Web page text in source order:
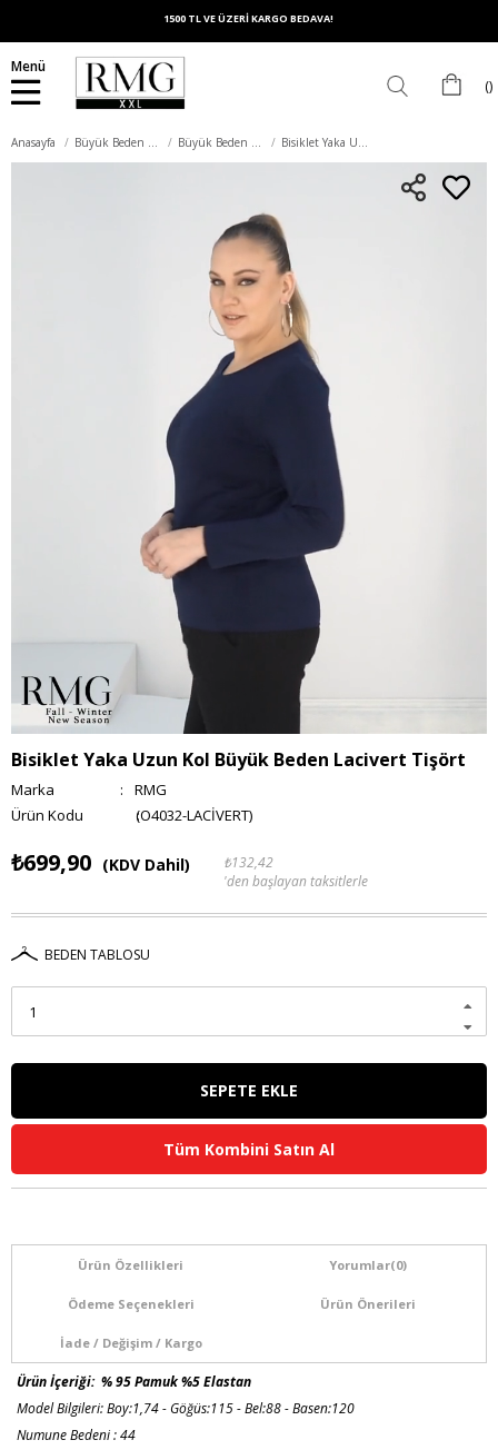
1500 TL VE ÜZERİ KARGO BEDAVA!
Menü
Anasayfa Büyük Beden Üst Giyim Büyük Beden Tişört Bisiklet Yaka Uzun Kol Büyük Beden Lacivert Tişört
Bisiklet Yaka Uzun Kol Büyük Beden Lacivert Tişört
Marka :
RMG
(O4032-LACİVERT)
₺699,90 (KDV Dahil)
₺132,42
'den başlayan taksitlerle
BEDEN TABLOSU
Tüm Kombini Satın Al
Ürün Özellikleri Yorumlar(0)
Ödeme Seçenekleri Ürün Önerileri
İade / Değişim / Kargo
Ürün İçeriği: % 95 Pamuk %5 Elastan
Model Bilgileri: Boy:1,74 - Göğüs:115 - Bel:88 - Basen:120
Numune Bedeni : 44